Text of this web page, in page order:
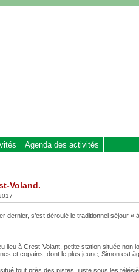
Agenda des activités
Voland.
dernier, s’est déroulé le traditionnel séjour «
lieu à Crest-Volant, petite station située non
et copains, dont le plus jeune, Simon est
tout près des pistes, juste sous les